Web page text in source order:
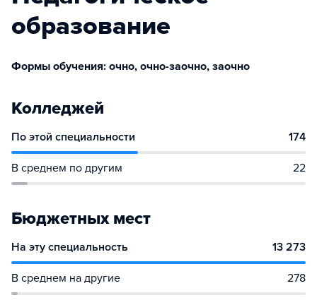
образование
Формы обучения: очно, очно-заочно, заочно
Колледжей
По этой специальности 174
В среднем по другим 22
Бюджетных мест
На эту специальность 13 273
В среднем на другие 278